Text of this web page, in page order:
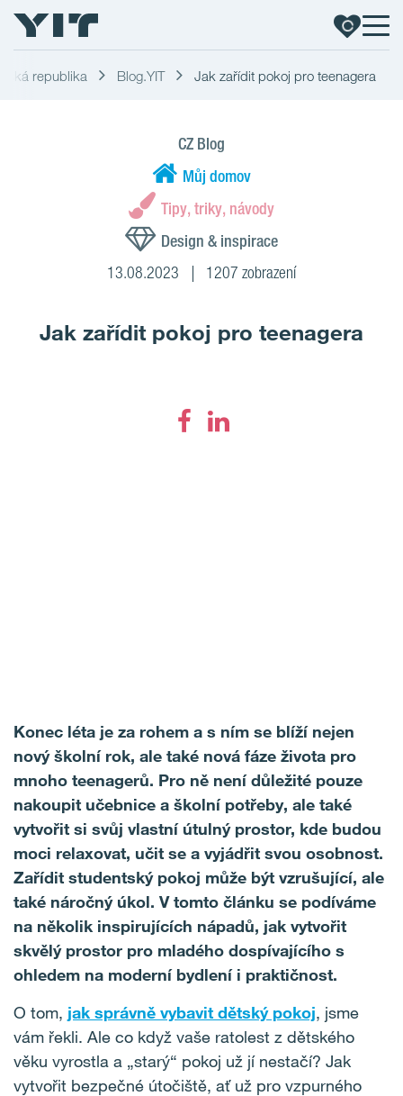
republika Blog.YIT Jak zařídit pokoj pro teenagera
CZ Blog
Můj domov
Tipy, triky, návody
Design & inspirace
13.08.2023 1207 zobrazení
Jak zařídit pokoj pro teenagera
Konec léta je za rohem a s ním se blíží nejen
nový školní rok, ale také nová fáze života pro
mnoho teenagerů. Pro ně není důležité pouze
nakoupit učebnice a školní potřeby, ale také
vytvořit si svůj vlastní útulný prostor, kde budou
moci relaxovat, učit se a vyjádřit svou osobnost.
Zařídit studentský pokoj může být vzrušující, ale
také náročný úkol. V tomto článku se podíváme
na několik inspirujících nápadů, jak vytvořit
skvělý prostor pro mladého dospívajícího s
ohledem na moderní bydlení i praktičnost.
O tom, jak správně vybavit dětský pokoj, jsme
vám řekli. Ale co když vaše ratolest z dětského
věku vyrostla a „starý“ pokoj už jí nestačí? Jak
vytvořit bezpečné útočiště, ať už pro vzpurného